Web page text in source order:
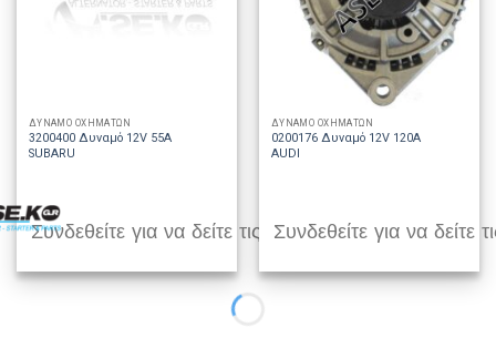
ΔΥΝΑΜΟ ΟΧΗΜΑΤΩΝ
3200400 Δυναμό 12V 55A
SUBARU
Συνδεθείτε για να δείτε τις τιμές
ΔΥΝΑΜΟ ΟΧΗΜΑΤΩΝ
0200176 Δυναμό 12V 120A
AUDI
Συνδεθείτε για να δείτε